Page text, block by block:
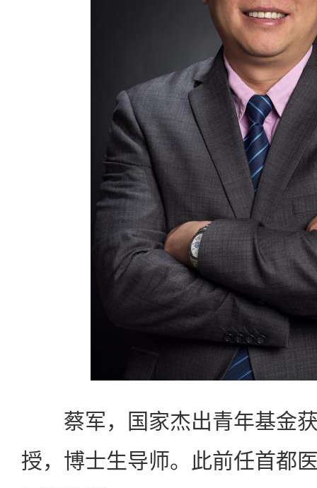
蔡军，国家杰出青年基金获
授，博士生导师。此前任首都